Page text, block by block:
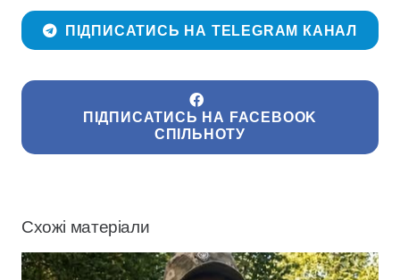
ПІДПИСАТИСЬ НА TELEGRAM КАНАЛ
ПІДПИСАТИСЬ НА FACEBOOK
СПІЛЬНОТУ
Схожі матеріали